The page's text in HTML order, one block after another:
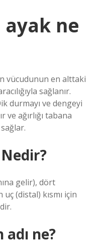
ne
vücudunun en alttaki
sağlanır.
durmayı ve dengeyi
ve ağırlığı tabana
gelir), dört
uç (distal) kısmı için
ne?